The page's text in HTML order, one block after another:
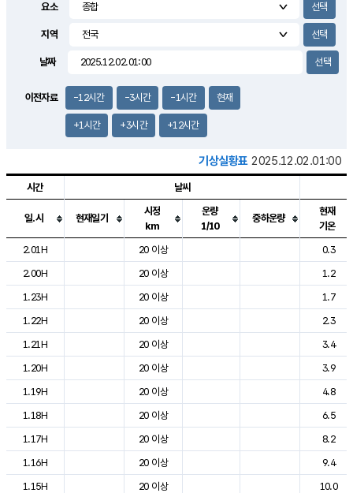
1.8m/s
요소
지역
날짜
이전자료 -12시간 -3시간 -1시간 현재
+1시간 +3시간 +12시간
기상실황표 2025.12.02.01:00
도시별 기상실황표로 지점, 날씨, 기온, 강수, 바람, 기압등을 안내한 표입
시간 날씨
일.시 현재일기
시정
km
운량
1/10
중하운량
현재
기온
2.01H
20 이상
0.3
2.00H
20 이상
1.2
1.23H
20 이상
1.7
1.22H
20 이상
2.3
1.21H
20 이상
3.4
1.20H
20 이상
3.9
1.19H
20 이상
4.8
1.18H
20 이상
6.5
1.17H
20 이상
8.2
1.16H
20 이상
9.4
1.15H
20 이상
10.0